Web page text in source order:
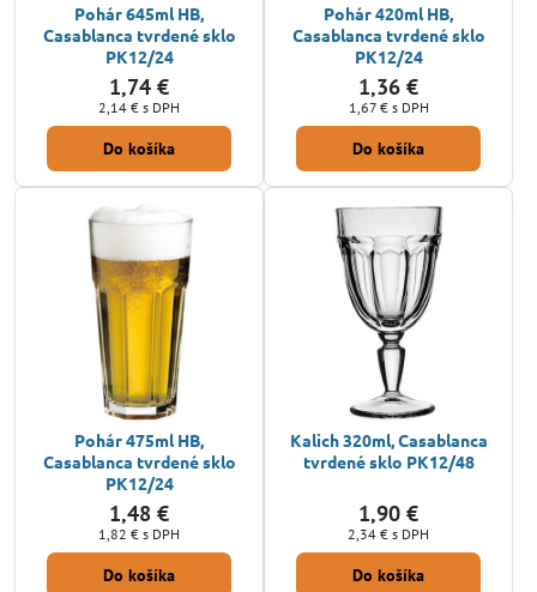
Pohár 645ml HB,
Casablanca tvrdené sklo
PK12/24
1,74 €
2,14 € s DPH
Do košíka
Pohár 420ml HB,
Casablanca tvrdené sklo
PK12/24
1,36 €
1,67 € s DPH
Do košíka
Pohár 475ml HB,
Casablanca tvrdené sklo
PK12/24
1,48 €
1,82 € s DPH
Do košíka
Kalich 320ml, Casablanca
tvrdené sklo PK12/48
1,90 €
2,34 € s DPH
Do košíka